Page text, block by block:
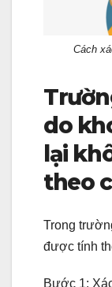
Cách
do
lại
theo
Trong
được tính
Bước 1: